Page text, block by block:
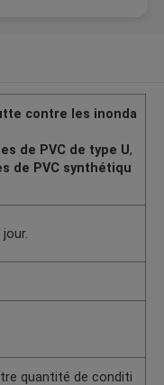
contre les inonda
de PVC de type U,
de PVC synthétiqu
quantité de conditi